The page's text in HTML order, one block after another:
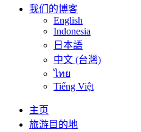
我们的博客
English
Indonesia
日本語
中文 (台灣)
ไทย
Tiếng Việt
主页
旅游目的地